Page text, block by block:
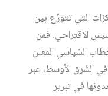
التي تتوزّع بين
الاقتراحي. فمن
السّياسي المعلن
الشّرق الأوسط، عبر
في تبرير